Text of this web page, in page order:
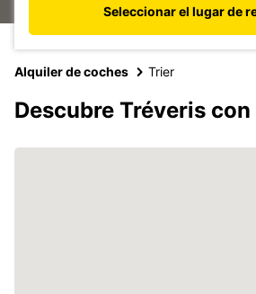
Seleccionar el lugar de
Alquiler de coches Trier
Descubre Tréveris